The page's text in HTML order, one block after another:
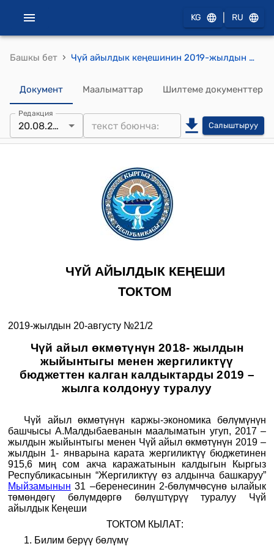
KG RU
Башкы бет › Чүй айылдык кеңешинин 2019-жылдын 20-августундагы №21/2 "Чүй айыл өкмөтүнүн 2018- жылдын жыйынтыгы менен жергиликтүү бюджеттен калган калдыктарды 2019 –жылга колдонуу туралуу"токтому
Документ Маалыматтар Шилтеме документтер
Редакция
20.08.2019 Салыштыруу